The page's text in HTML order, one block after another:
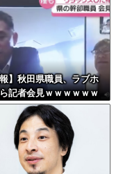
】秋田県職員、ラブホ
記者会見ｗｗｗｗｗｗ